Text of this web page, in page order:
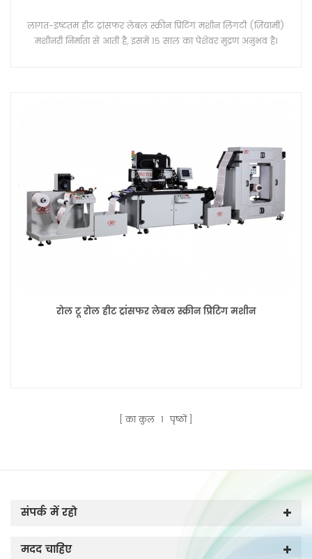
लागत-इष्टतम हीट ट्रांसफर लेबल स्क्रीन प्रिंटिंग मशीन लिंगटी (ज़ियामी)
मशीनरी निर्माता से आती है, इसमें 15 साल का पेशेवर मुद्रण अनुभव है।
रोल टू रोल हीट ट्रांसफर लेबल स्क्रीन प्रिंटिंग मशीन
का कुल 1 पृष्ठों
संपर्क में रहो
मदद चाहिए